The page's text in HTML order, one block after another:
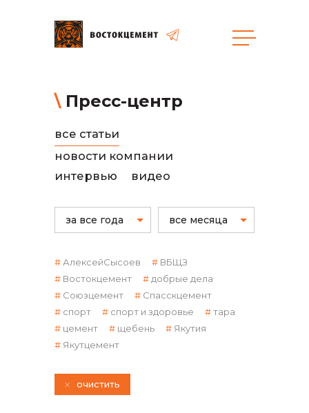
реализация неликвидов
Пресс-центр
все статьи
новости компании
интервью
видео
за все года все месяца
АлексейСысоев
ВБЩЗ
Востокцемент
добрые дела
Союзцемент
Спасскцемент
спорт
спорт и здоровье
тара
цемент
щебень
Якутия
Якутцемент
очистить